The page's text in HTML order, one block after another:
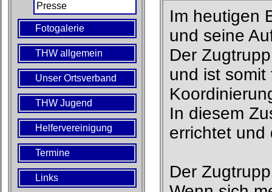
Presse
Fotogalerie
THW allgemein
Unser Ortsverband
THW Jugend
Helfervereinigung
Termine
Links
Im heutigen
und seine
Der
und ist
In diesem
errichtet und
Der